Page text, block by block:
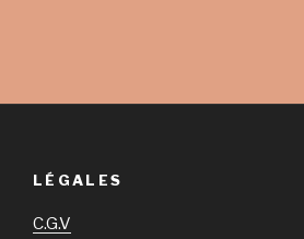
LÉGALES
C.G.V